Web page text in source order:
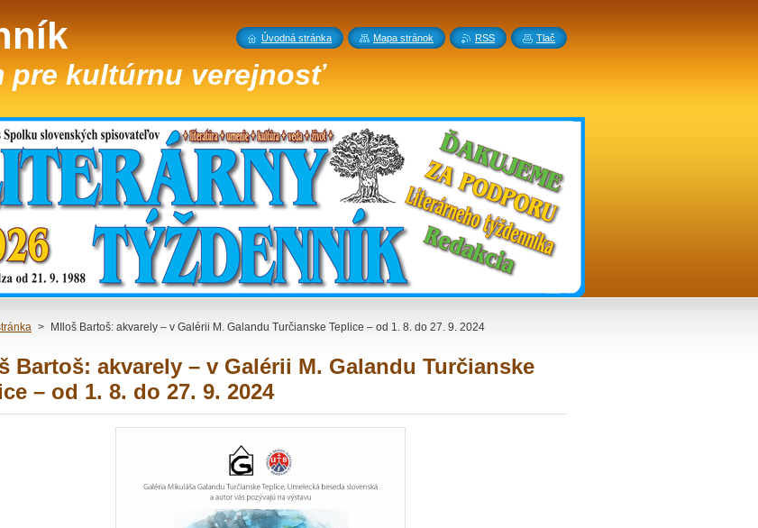
pre kultúrnu verejnosť
> MIloš Bartoš: akvarely – v Galérii M. Galandu Turčianske Teplice – od 1. 8. do 27. 9. 2024
Bartoš: akvarely – v Galérii M. Galandu Turčianske
– od 1. 8. do 27. 9. 2024
Úvodná stránka Mapa stránok RSS Tlač